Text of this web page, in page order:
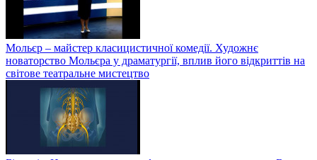
Мольєр – майстер класицистичної комедії. Художнє
новаторство Мольєра у драматургії, вплив його відкриттів на
світове театральне мистецтво